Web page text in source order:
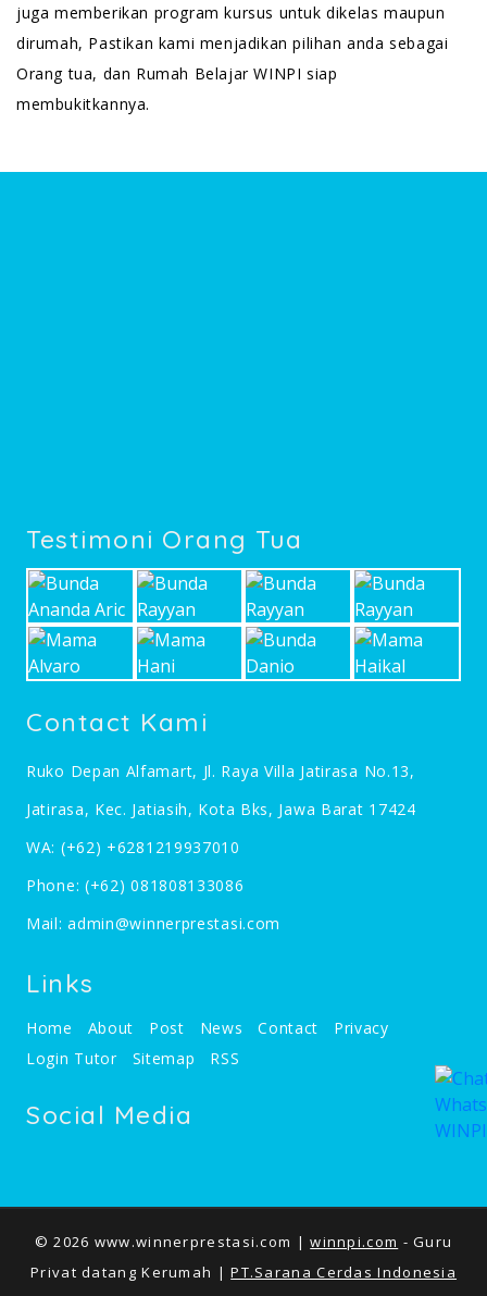
juga memberikan program kursus untuk dikelas maupun
dirumah, Pastikan kami menjadikan pilihan anda sebagai
Orang tua, dan Rumah Belajar WINPI siap
membukitkannya.
Testimoni Orang Tua
Contact Kami
Ruko Depan Alfamart, Jl. Raya Villa Jatirasa No.13,
Jatirasa, Kec. Jatiasih, Kota Bks, Jawa Barat 17424
WA: (+62) +6281219937010
Phone: (+62) 081808133086
Mail:admin@winnerprestasi.com
Links
Home About Post News Contact
Privacy
Login Tutor
Sitemap RSS
Social Media
© 2026 www.winnerprestasi.com |winnpi.com - Guru
Privat datang Kerumah |PT.Sarana Cerdas Indonesia